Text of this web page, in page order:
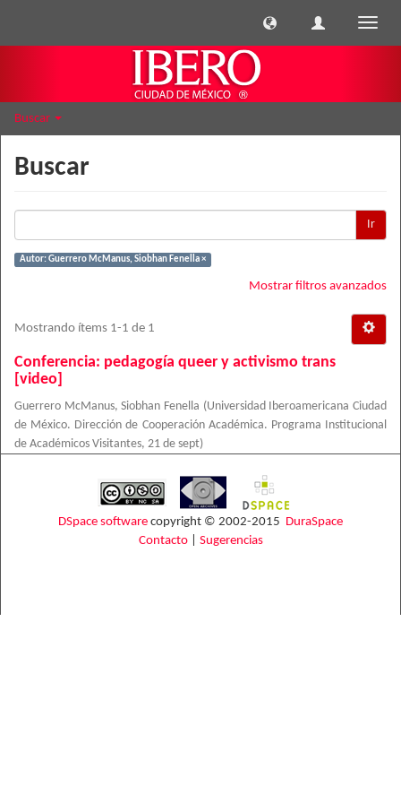
Buscar
Buscar
Ir
Autor: Guerrero McManus, Siobhan Fenella ×
Mostrar filtros avanzados
Mostrando ítems 1-1 de 1
Conferencia: pedagogía queer y activismo trans
[video]
Guerrero McManus, Siobhan Fenella (Universidad Iberoamericana Ciudad
de México. Dirección de Cooperación Académica. Programa Institucional
de Académicos Visitantes, 21 de sept)
DSpace software copyright © 2002-2015 DuraSpace
Contacto| Sugerencias